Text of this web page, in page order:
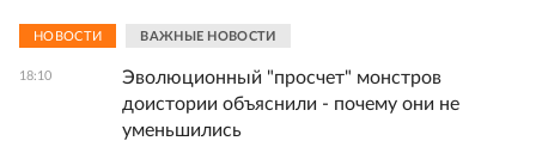
НОВОСТИ ВАЖНЫЕ НОВОСТИ
18:10
Эволюционный "просчет" монстров
доистории объяснили - почему они не
уменьшились